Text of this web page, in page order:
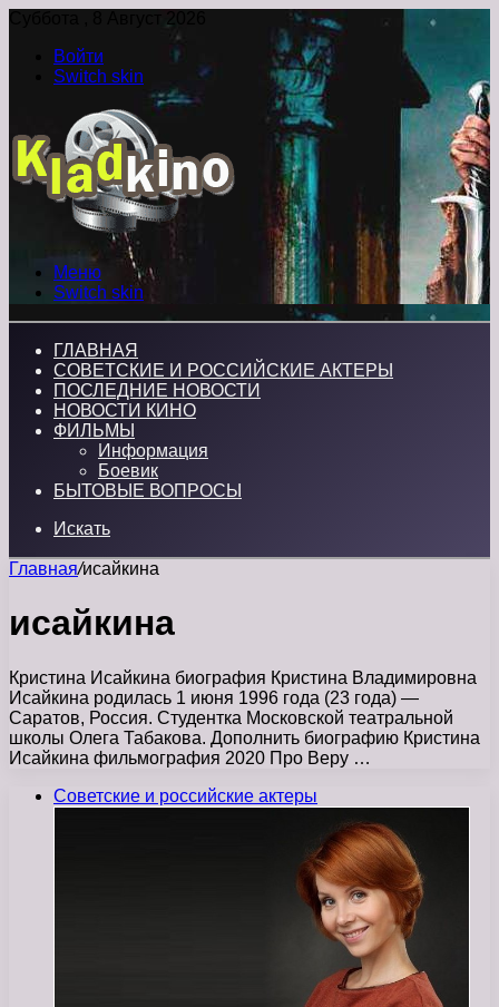
Суббота , 8 Август 2026
Войти
Switch skin
Меню
Switch skin
ГЛАВНАЯ
СОВЕТСКИЕ И РОССИЙСКИЕ АКТЕРЫ
ПОСЛЕДНИЕ НОВОСТИ
НОВОСТИ КИНО
ФИЛЬМЫ
Информация
Боевик
БЫТОВЫЕ ВОПРОСЫ
Искать
Главная/исайкина
исайкина
Кристина Исайкина биография Кристина Владимировна
Исайкина родилась 1 июня 1996 года (23 года) —
Саратов, Россия. Студентка Московской театральной
школы Олега Табакова. Дополнить биографию Кристина
Исайкина фильмография 2020 Про Веру …
Советские и российские актеры